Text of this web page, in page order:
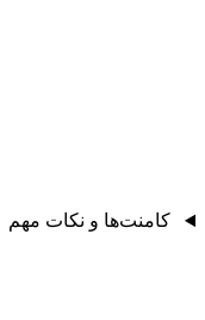
کامنت‌ها و نکات مهم